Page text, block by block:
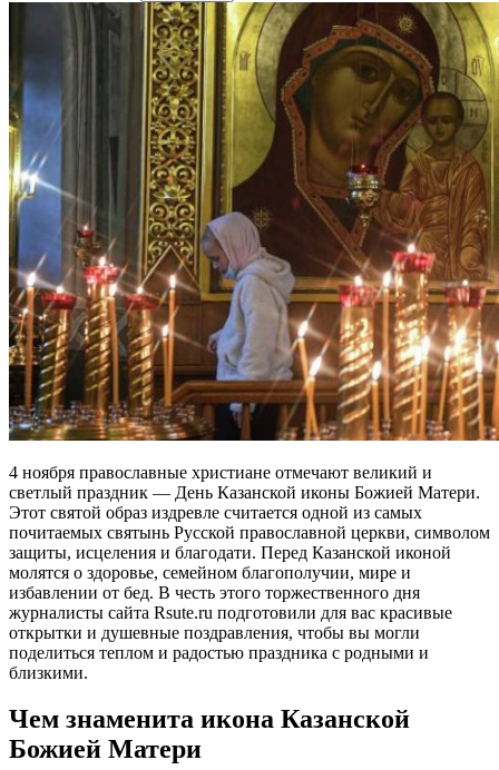
4 ноября православные христиане отмечают великий и
светлый праздник — День Казанской иконы Божией Матери.
Этот святой образ издревле считается одной из самых
почитаемых святынь Русской православной церкви, символом
защиты, исцеления и благодати. Перед Казанской иконой
молятся о здоровье, семейном благополучии, мире и
избавлении от бед. В честь этого торжественного дня
журналисты сайта Rsute.ru подготовили для вас красивые
открытки и душевные поздравления, чтобы вы могли
поделиться теплом и радостью праздника с родными и
близкими.
Чем знаменита икона Казанской
Божией Матери